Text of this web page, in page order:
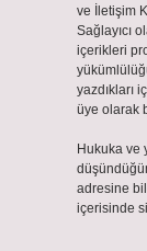
ve İletişim
Sağlayıcı
içerikleri
yazdıkları
üye olarak
Hukuka ve
adresine
içerisinde